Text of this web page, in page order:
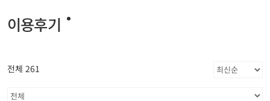
이용후기
전체 261